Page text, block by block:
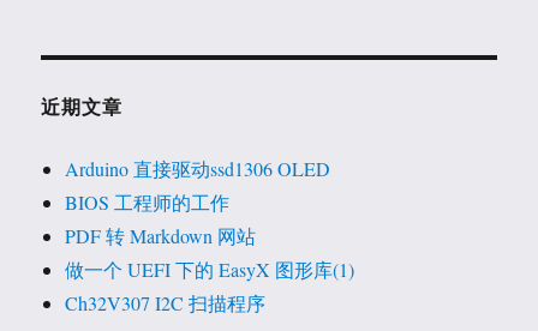
近期文章
Arduino 直接驱动ssd1306 OLED
BIOS 工程师的工作
PDF 转 Markdown 网站
做一个 UEFI 下的 EasyX 图形库(1)
Ch32V307 I2C 扫描程序